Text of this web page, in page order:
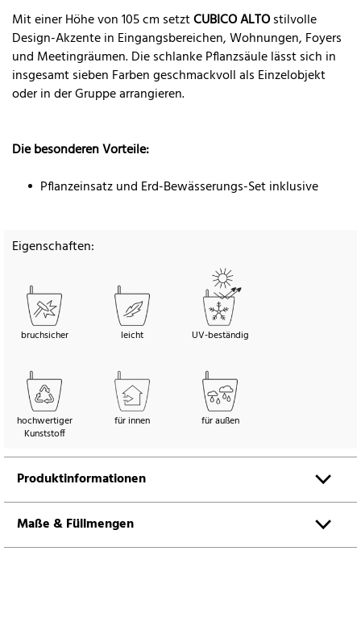
Mit einer Höhe von 105 cm setztCUBICO ALTOstilvolle
Design-Akzente in Eingangsbereichen, Wohnungen, Foyers
und Meetingräumen. Die schlanke Pflanzsäule lässt sich in
insgesamt sieben Farben geschmackvoll als Einzelobjekt
oder in der Gruppe arrangieren.
Die besonderen Vorteile:
Pflanzeinsatz und Erd-Bewässerungs-Set inklusive
Eigenschaften:
bruchsicher leicht UV-beständig
hochwertiger
Kunststoff
für innen für außen
Produktinformationen
Maße & Füllmengen